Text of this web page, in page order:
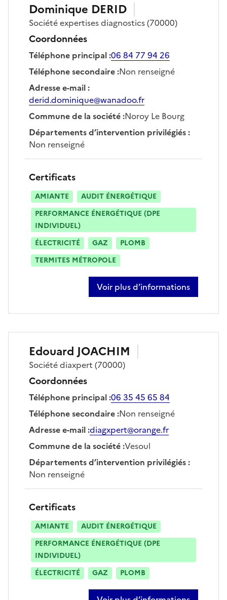
Dominique DERID
Sociétéexpertises diagnostics(70000)
Coordonnées
Téléphone principal:06 84 77 94 26
Téléphone secondaire:Non renseigné
Adresse e-mail:
derid.dominique@wanadoo.fr
Commune de la société:Noroy Le Bourg
Départements d’intervention privilégiés:
Non renseigné
Certificats
AMIANTE
AUDIT ÉNERGÉTIQUE
PERFORMANCE ÉNERGÉTIQUE (DPE
INDIVIDUEL)
ÉLECTRICITÉ
GAZ
PLOMB
TERMITES MÉTROPOLE
Voir plus d’informations
sur dominique derid
Edouard JOACHIM
Sociétédiaxpert (70000)
Coordonnées
Téléphone principal:06 35 45 65 84
Téléphone secondaire:Non renseigné
Adresse e-mail:diagxpert@orange.fr
Commune de la société:Vesoul
Départements d’intervention privilégiés:
Non renseigné
Certificats
AMIANTE
AUDIT ÉNERGÉTIQUE
PERFORMANCE ÉNERGÉTIQUE (DPE
INDIVIDUEL)
ÉLECTRICITÉ
GAZ PLOMB